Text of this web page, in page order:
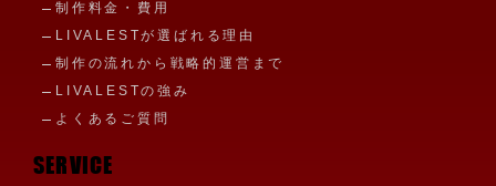
制作料金・費用
LIVALESTが選ばれる理由
制作の流れから戦略的運営まで
LIVALESTの強み
よくあるご質問
SERVICE